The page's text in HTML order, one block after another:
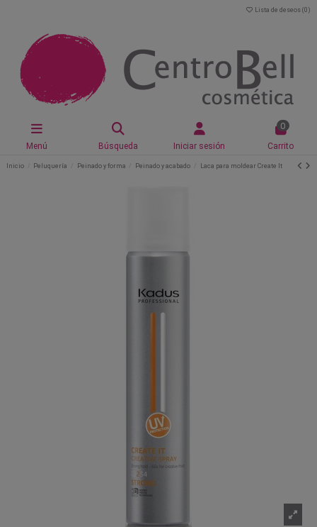
Lista de deseos (0 )
Menú Búsqueda Iniciar sesión
0
Carrito
Inicio Peluquería Peinado y forma Peinado y acabado Laca para moldear Create It